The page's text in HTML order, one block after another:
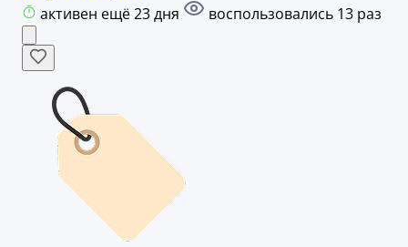
активен ещё 23 дня
воспользовались 13 раз